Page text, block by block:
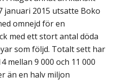
januari 2015 utsatte Boko
omnejd för en
med ett stort antal döda
som följd. Totalt sett har
mellan 9 000 och 11 000
än en halv miljon